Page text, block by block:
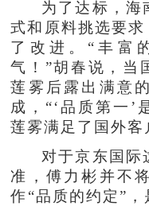
为了达标，海
式和原料挑选要
了改进。“丰富
气！”胡春说，当
莲雾后露出满意
成，“‘品质第一’
莲雾满足了国外客
对于京东国际
准，傅力彬并不
作“品质的约定”